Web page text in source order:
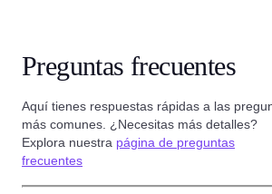
Preguntas frecuentes
Aquí tienes respuestas rápidas a las
más comunes. ¿Necesitas más detalles?
Explora nuestra página de preguntas
frecuentes